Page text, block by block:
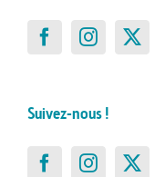
Suivez-nous !